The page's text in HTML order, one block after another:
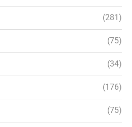
(281)
(75)
(34)
(176)
(75)